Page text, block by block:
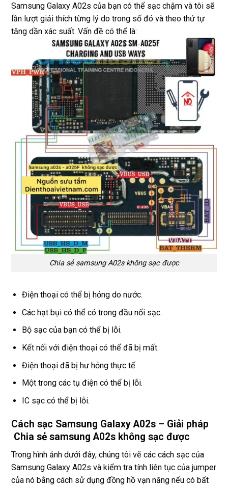
Samsung Galaxy A02s của bạn có thể sạc chậm và tôi sẽ
lần lượt giải thích từng lý do trong số đó và theo thứ tự
tăng dần xác suất. Vấn đề có thể là:
Chia sẻ samsung A02s không sạc được
Điện thoại có thể bị hỏng do nước.
Các hạt bụi có thể có trong đầu nối sạc.
Bộ sạc của bạn có thể bị lỗi.
Kết nối với điện thoại có thể đã bị mất.
Điện thoại đã bị hư hỏng thực tế.
Một trong các tụ điện có thể bị lỗi.
IC sạc có thể bị lỗi.
Cách sạc Samsung Galaxy A02s – Giải pháp
Chia sẻ samsung A02s không sạc được
Trong hình ảnh dưới đây, chúng tôi vẽ các cách sạc của
Samsung Galaxy A02s và kiểm tra tính liên tục của jumper
của nó bằng cách sử dụng đồng hồ vạn năng nếu có bất